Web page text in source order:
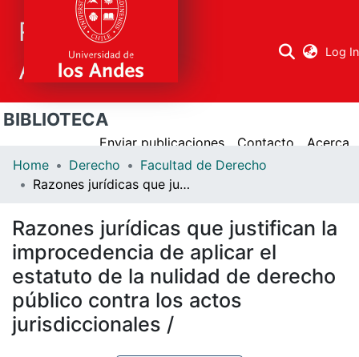
Repositorio
Académico
Log In
Research
All Repository
BIBLIOTECA
Enviar publicaciones Contacto
Acerca
Home
Derecho
Facultad de Derecho
Razones jurídicas que justifican la improcedencia de aplicar el estatuto de la nulidad de derecho público contra los actos jurisdiccionales /
Razones jurídicas que justifican la
improcedencia de aplicar el
estatuto de la nulidad de derecho
público contra los actos
jurisdiccionales /